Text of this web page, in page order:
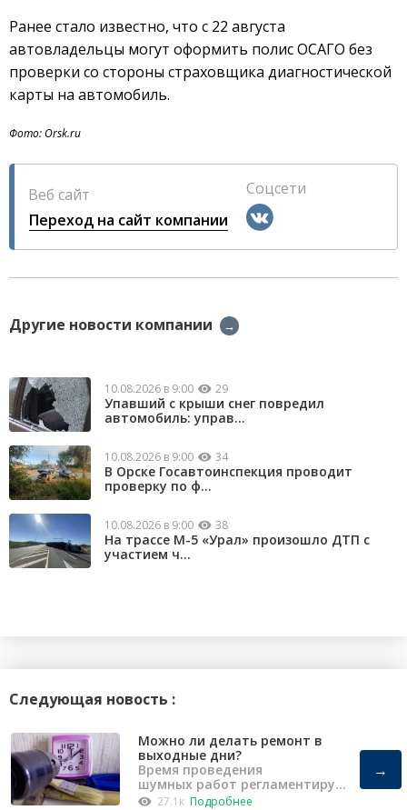
Ранее стало известно, что с 22 августа
автовладельцы могут оформить полис ОСАГО без
проверки со стороны страховщика диагностической
карты на автомобиль.
Фото: Orsk.ru
Веб сайт
Переход на сайт компании
Соцсети
Другие новости компании →
10.08.2026 в 9:00 29
Упавший с крыши снег повредил
автомобиль: управ...
10.08.2026 в 9:00 34
В Орске Госавтоинспекция проводит
проверку по ф...
10.08.2026 в 9:00 38
На трассе М-5 «Урал» произошло ДТП с
участием ч...
Следующая новость :
Можно ли делать ремонт в
выходные дни?
Время проведения
шумных работ регламентирует
«Закон о тишине».
27.1к Подробнее
→